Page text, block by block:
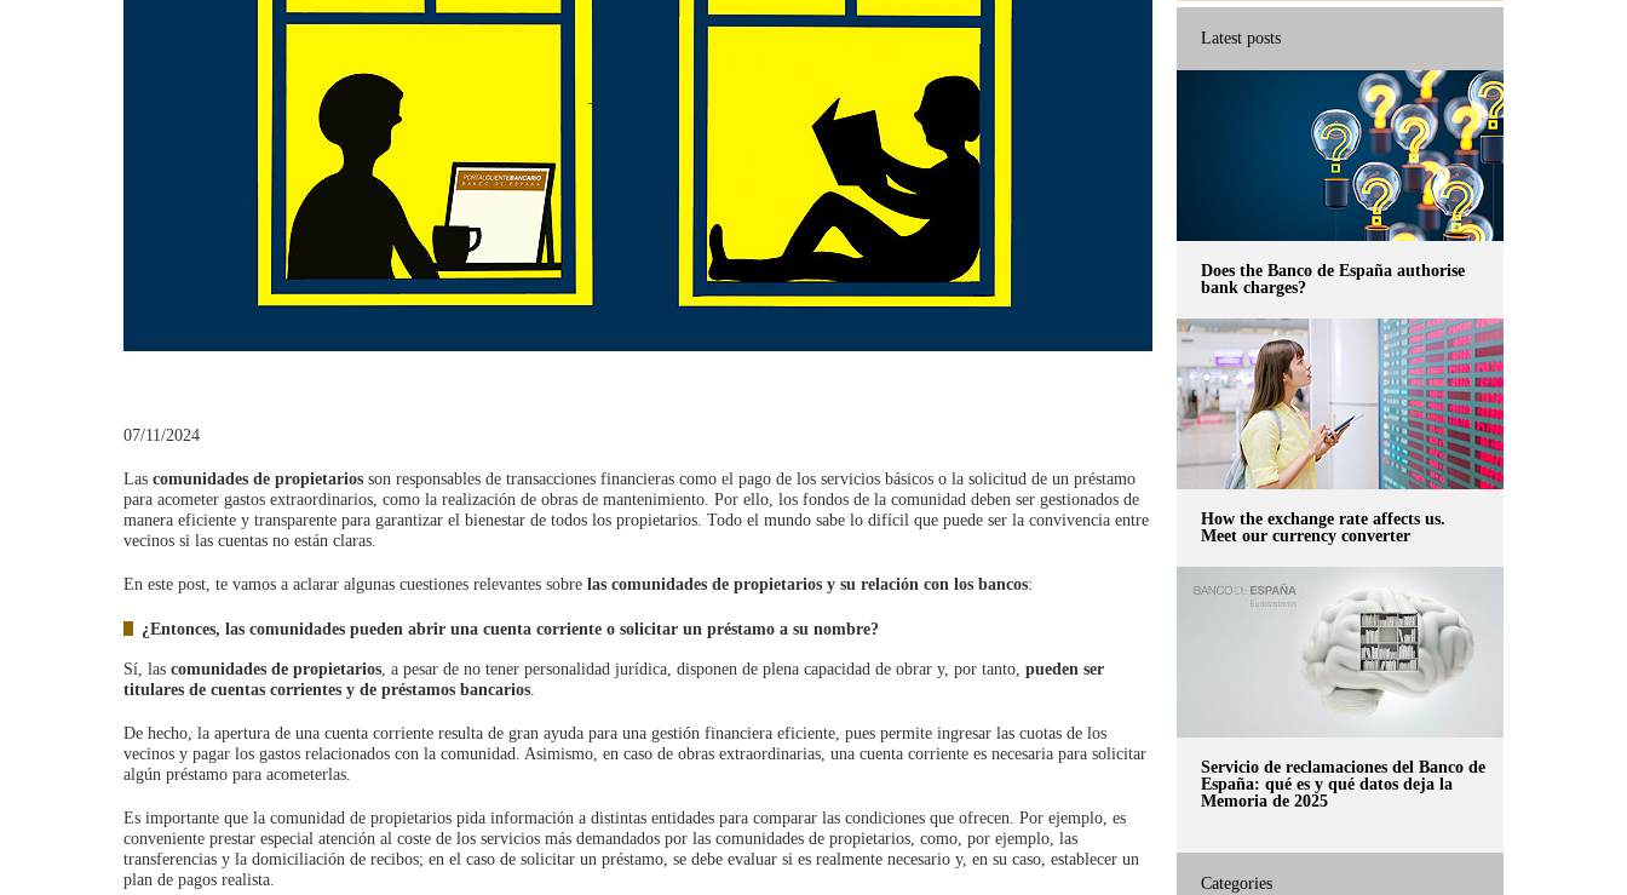
07/11/2024
Las comunidades de propietarios son responsables de transacciones financieras como el pago de los servicios básicos o la solicitud de un préstamo
para acometer gastos extraordinarios, como la realización de obras de mantenimiento. Por ello, los fondos de la comunidad deben ser gestionados de
manera eficiente y transparente para garantizar el bienestar de todos los propietarios. Todo el mundo sabe lo difícil que puede ser la convivencia entre
vecinos si las cuentas no están claras.
En este post, te vamos a aclarar algunas cuestiones relevantes sobre las comunidades de propietarios y su relación con los bancos:
¿Entonces, las comunidades pueden abrir una cuenta corriente o solicitar un préstamo a su nombre?
Sí, las comunidades de propietarios, a pesar de no tener personalidad jurídica, disponen de plena capacidad de obrar y, por tanto, pueden ser
titulares de cuentas corrientes y de préstamos bancarios.
De hecho, la apertura de una cuenta corriente resulta de gran ayuda para una gestión financiera eficiente, pues permite ingresar las cuotas de los
vecinos y pagar los gastos relacionados con la comunidad. Asimismo, en caso de obras extraordinarias, una cuenta corriente es necesaria para solicitar
algún préstamo para acometerlas.
Es importante que la comunidad de propietarios pida información a distintas entidades para comparar las condiciones que ofrecen. Por ejemplo, es
conveniente prestar especial atención al coste de los servicios más demandados por las comunidades de propietarios, como, por ejemplo, las
transferencias y la domiciliación de recibos; en el caso de solicitar un préstamo, se debe evaluar si es realmente necesario y, en su caso, establecer un
plan de pagos realista.
Latest posts
Does the Banco de España authorise
bank charges?
How the exchange rate affects us.
Meet our currency converter
Servicio de reclamaciones del Banco de
España: qué es y qué datos deja la
Memoria de 2025
Categories